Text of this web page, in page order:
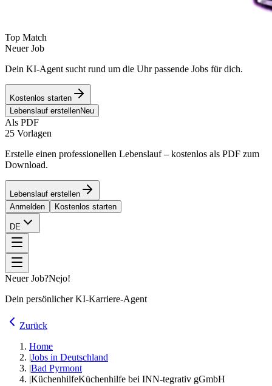
Top Match
Neuer Job
Dein KI-Agent sucht rund um die Uhr passende Jobs für dich.
Kostenlos starten
Lebenslauf erstellenNeu
Als PDF
25 Vorlagen
Erstelle einen professionellen Lebenslauf – kostenlos als PDF zum
Download.
Lebenslauf erstellen
Anmelden
Kostenlos starten
DE
Neuer Job?Nejo!
Dein persönlicher KI-Karriere-Agent
Zurück
Home
|Jobs in Deutschland
|Bad Pyrmont
|KüchenhilfeKüchenhilfe bei INN-tegrativ gGmbH